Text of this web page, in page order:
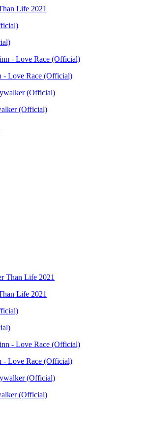
Life 2021
- Love Race (Official)
(Official)
Life 2021
- Love Race (Official)
(Official)